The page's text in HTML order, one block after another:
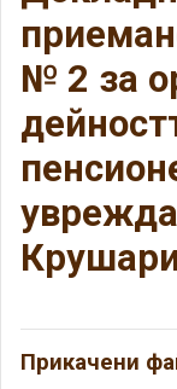
№ 2 за
Прикачени